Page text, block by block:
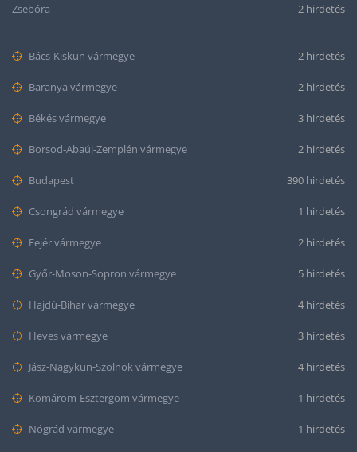
Zsebóra 2 hirdetés
Bács-Kiskun vármegye 2 hirdetés
Baranya vármegye 2 hirdetés
Békés vármegye 3 hirdetés
Borsod-Abaúj-Zemplén vármegye 2 hirdetés
Budapest 390 hirdetés
Csongrád vármegye 1 hirdetés
Fejér vármegye 2 hirdetés
Győr-Moson-Sopron vármegye 5 hirdetés
Hajdú-Bihar vármegye 4 hirdetés
Heves vármegye 3 hirdetés
Jász-Nagykun-Szolnok vármegye 4 hirdetés
Komárom-Esztergom vármegye 1 hirdetés
Nógrád vármegye 1 hirdetés